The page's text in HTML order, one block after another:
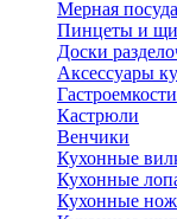
Мерная посуда
Пинцеты и
Доски
Аксессуары
Гастроемкости
Кастрюли
Венчики
Кухонные
Кухонные
Кухонные